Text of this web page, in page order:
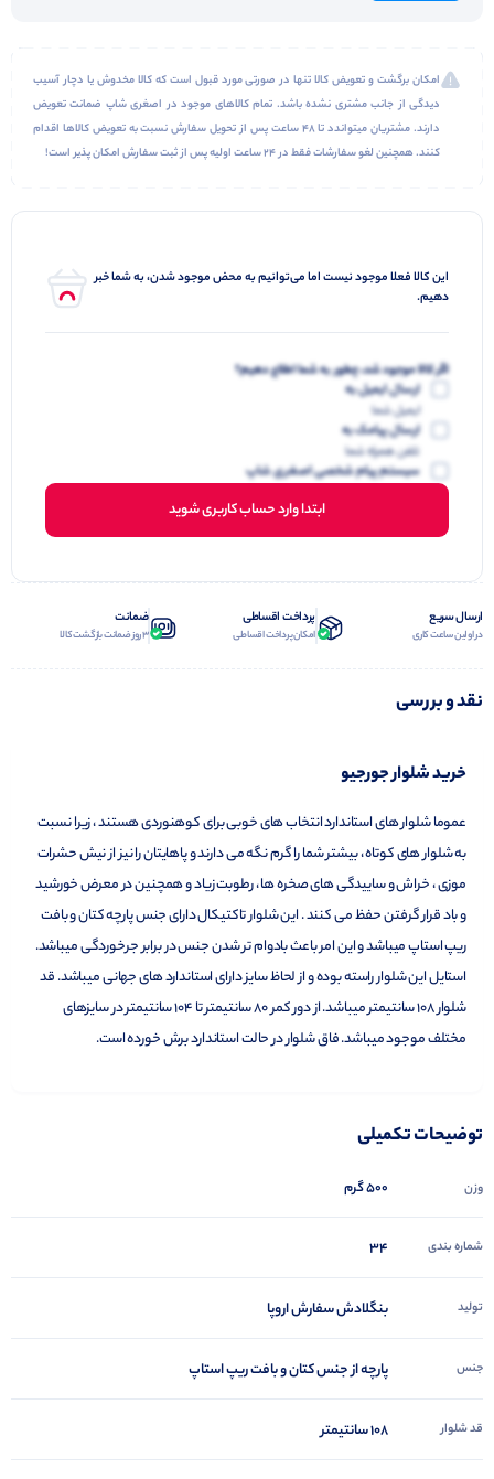
امکان برگشت و تعویض کالا تنها در صورتی مورد قبول است که کالا مخدوش یا دچار آسیب
دیدگی از جانب مشتری نشده باشد. تمام کالاهای موجود در اصغری شاپ ضمانت تعویض
دارند. مشتریان میتواندد تا 48 ساعت پس از تحویل سفارش نسبت به تعویض کالاها اقدام
کنند. همچنین لغو سفارشات فقط در 24 ساعت اولیه پس از ثبت سفارش امکان پذیر است!
این کالا فعلا موجود نیست اما می‌توانیم به محض موجود شدن، به شما خبر
دهیم.
اگر کالا موجود شد، چطور به شما اطلاع دهیم؟
ارسال ایمیل به
ایمیل شما
ارسال پیامک به
تلفن همراه شما
سیستم پیام شخصی اصغری شاپ
ابتدا وارد حساب کاربری شوید
ارسال سریع
در اولین ساعت کاری
پرداخت اقساطی
امکان پرداخت اقساطی
ضمانت
3 روز ضمانت بازگشت کالا
نقد و بررسی
خرید شلوار جورجیو
عموما شلوار های استاندارد انتخاب های خوبی برای کوهنوردی هستند ، زیرا نسبت
به شلوار های کوتاه ، بیشتر شما را گرم نگه می دارند و پاهایتان را نیز از نیش حشرات
موزی ، خراش و ساییدگی های صخره ها ، رطوبت زیاد و همچنین در معرض خورشید
و باد قرار گرفتن حفظ می کنند . این شلوار تاکتیکال دارای جنس پارچه کتان و بافت
ریپ استاپ میباشد و این امر باعث بادوام تر شدن جنس در برابر جرخوردگی میباشد.
استایل این شلوار راسته بوده و از لحاظ سایز دارای استاندارد های جهانی میباشد. قد
شلوار 108 سانتیمتر میباشد. از دور کمر ۸۰ سانتیمتر تا ۱۰۴ سانتیمتر در سایزهای
مختلف موجود میباشد. فاق شلوار در حالت استاندارد برش خورده است.
توضیحات تکمیلی
وزن 500 گرم
شماره بندی 34
تولید بنگلادش سفارش اروپا
جنس پارچه از جنس کتان و بافت ریپ استاپ
قد شلوار 108 سانتیمتر